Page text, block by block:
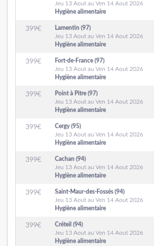
Jeu 13 Aout au Ven 14 Aout 2026
Hygiène alimentaire
399€
Lamentin (97)
Jeu 13 Aout au Ven 14 Aout 2026
Hygiène alimentaire
399€
Fort-de-France (97)
Jeu 13 Aout au Ven 14 Aout 2026
Hygiène alimentaire
399€
Point à Pitre (97)
Jeu 13 Aout au Ven 14 Aout 2026
Hygiène alimentaire
399€
Cergy (95)
Jeu 13 Aout au Ven 14 Aout 2026
Hygiène alimentaire
399€
Cachan (94)
Jeu 13 Aout au Ven 14 Aout 2026
Hygiène alimentaire
399€
Saint-Maur-des-Fossés (94)
Jeu 13 Aout au Ven 14 Aout 2026
Hygiène alimentaire
399€
Créteil (94)
Jeu 13 Aout au Ven 14 Aout 2026
Hygiène alimentaire